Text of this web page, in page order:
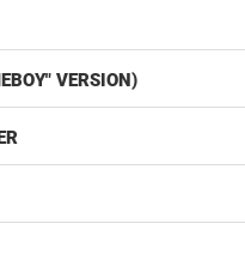
VERSION)